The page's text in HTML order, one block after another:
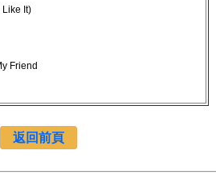
Like It)
Friend
返回前頁